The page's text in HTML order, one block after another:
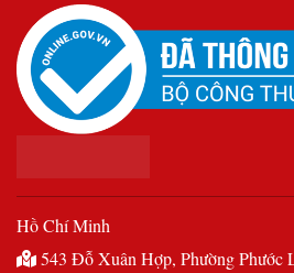
Hồ Chí Minh
543 Đỗ Xuân Hợp, Phường Phước